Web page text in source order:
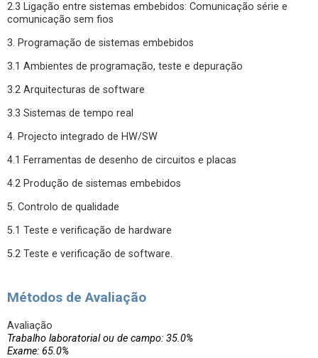
2.3 Ligação entre sistemas embebidos: Comunicação série e
comunicação sem fios
3. Programação de sistemas embebidos
3.1 Ambientes de programação, teste e depuração
3.2 Arquitecturas de software
3.3 Sistemas de tempo real
4. Projecto integrado de HW/SW
4.1 Ferramentas de desenho de circuitos e placas
4.2 Produção de sistemas embebidos
5. Controlo de qualidade
5.1 Teste e verificação de hardware
5.2 Teste e verificação de software.
Métodos de Avaliação
Avaliação
Trabalho laboratorial ou de campo: 35.0%
Exame: 65.0%